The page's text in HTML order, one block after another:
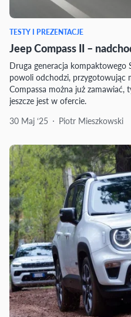
TESTY I PREZENTACJE
Jeep Compass II –
Druga generacja kompaktowego
powoli odchodzi, przygotowując
Compassa można już zamawiać,
jeszcze jest w ofercie.
30 Maj ‘25
Piotr Mieszkowski